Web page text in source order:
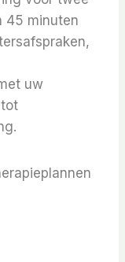
45 minuten
uw